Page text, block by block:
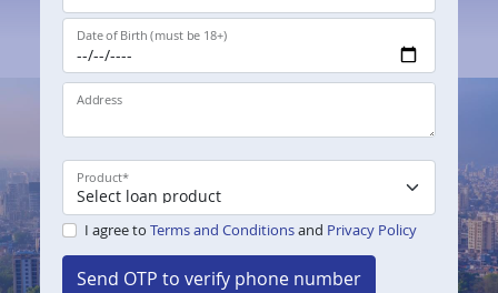
Date of Birth (must be 18+)
Address
Product*
I agree to Terms and Conditionsand Privacy Policy
Send OTP to verify phone number